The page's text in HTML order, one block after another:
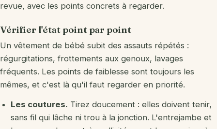
revue, avec les points concrets à regarder.
Vérifier l'état point par point
Un vêtement de bébé subit des assauts répétés :
régurgitations, frottements aux genoux, lavages
fréquents. Les points de faiblesse sont toujours les
mêmes, et c'est là qu'il faut regarder en priorité.
Les coutures. Tirez doucement : elles doivent tenir,
sans fil qui lâche ni trou à la jonction. L'entrejambe et